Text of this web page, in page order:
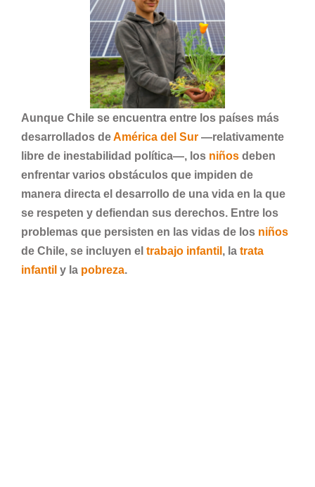
Aunque Chile se encuentra entre los países más
desarrollados deAmérica del Sur —relativamente
libre de inestabilidad política—, los niños deben
enfrentar varios obstáculos que impiden de
manera directa el desarrollo de una vida en la que
se respeten y defiendan sus derechos. Entre los
problemas que persisten en las vidas de los niños
de Chile, se incluyen el trabajo infantil , la trata
infantil y la pobreza.